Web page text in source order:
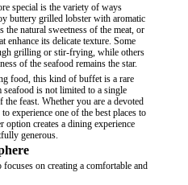
special is the variety of ways
buttery grilled lobster with aromatic
the natural sweetness of the meat, or
enhance its delicate texture. Some
grilling or stir-frying, while others
of the seafood remains the star.
food, this kind of buffet is a rare
is not limited to a single
feast. Whether you are a devoted
experience one of the best places to
option creates a dining experience
generous.
focuses on creating acomfortable and